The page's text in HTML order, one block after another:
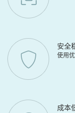
安全
使用
成本